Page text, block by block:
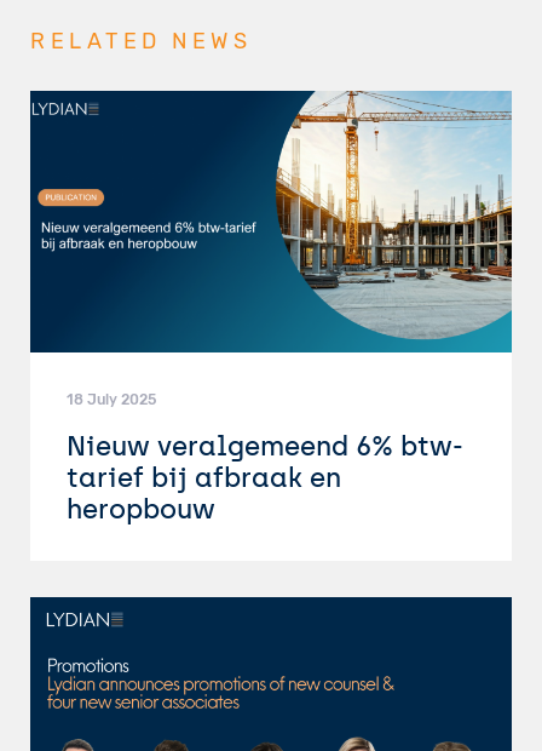
RELATED NEWS
18 July 2025
Nieuw veralgemeend 6% btw-
tarief bij afbraak en
heropbouw